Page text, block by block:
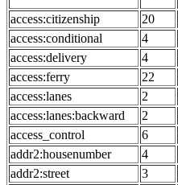
access:citizenship
20
access:conditional
4
access:delivery
4
access:ferry
22
access:lanes
2
access:lanes:backward
2
access_control
6
addr2:housenumber
4
addr2:street
3